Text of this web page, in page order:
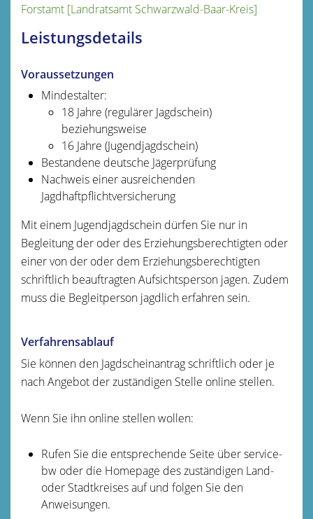
Forstamt [Landratsamt Schwarzwald-Baar-Kreis]
Leistungsdetails
Voraussetzungen
Mindestalter:
18 Jahre (regulärer Jagdschein)
beziehungsweise
16 Jahre (Jugendjagdschein)
Bestandene deutsche Jägerprüfung
Nachweis einer ausreichenden
Jagdhaftpflichtversicherung
Mit einem Jugendjagdschein dürfen Sie nur in
Begleitung der oder des Erziehungsberechtigten oder
einer von der oder dem Erziehungsberechtigten
schriftlich beauftragten Aufsichtsperson jagen. Zudem
muss die Begleitperson jagdlich erfahren sein.
Verfahrensablauf
Sie können den Jagdscheinantrag schriftlich oder je
nach Angebot der zuständigen Stelle online stellen.
Wenn Sie ihn online stellen wollen:
Rufen Sie die entsprechende Seite über service-
bw oder die Homepage des zuständigen Land-
oder Stadtkreises auf und folgen Sie den
Anweisungen.